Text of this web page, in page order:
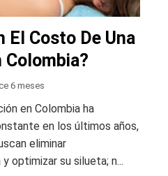
El Costo De Una
Colombia?
6 meses
en Colombia ha
en los últimos años,
eliminar
optimizar su silueta; n...